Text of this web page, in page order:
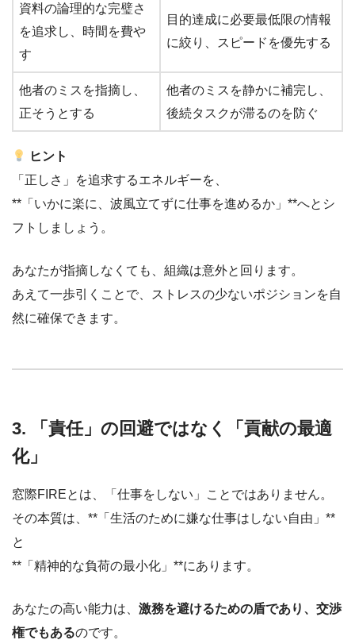
資料の論理的な完璧さ
を追求し、時間を費や
す
目的達成に必要最低限の情報
に絞り、スピードを優先する
他者のミスを指摘し、
正そうとする
他者のミスを静かに補完し、
後続タスクが滞るのを防ぐ
ヒント
「正しさ」を追求するエネルギーを、
**「いかに楽に、波風立てずに仕事を進めるか」**へとシ
フトしましょう。
あなたが指摘しなくても、組織は意外と回ります。
あえて一歩引くことで、ストレスの少ないポジションを自
然に確保できます。
3. 「責任」の回避ではなく「貢献の最適
化」
窓際FIREとは、「仕事をしない」ことではありません。
その本質は、**「生活のために嫌な仕事はしない自由」**
と
**「精神的な負荷の最小化」**にあります。
あなたの高い能力は、 激務を避けるための盾であり、交渉
権でもあるのです。